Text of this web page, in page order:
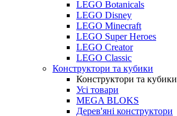
LEGO Botanicals
LEGO Disney
LEGO Minecraft
LEGO Super Heroes
LEGO Creator
LEGO Classic
Конструктори та кубики
Конструктори та кубики
Усі товари
MEGA BLOKS
Дерев'яні конструктори